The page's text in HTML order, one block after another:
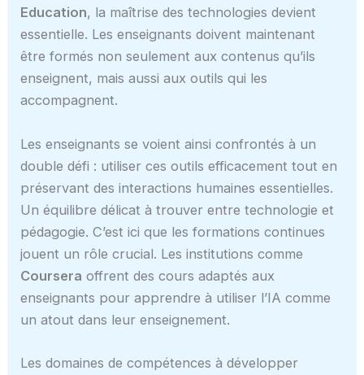
Education, la maîtrise des technologies devient
essentielle. Les enseignants doivent maintenant
être formés non seulement aux contenus qu’ils
enseignent, mais aussi aux outils qui les
accompagnent.
Les enseignants se voient ainsi confrontés à un
double défi : utiliser ces outils efficacement tout en
préservant des interactions humaines essentielles.
Un équilibre délicat à trouver entre technologie et
pédagogie. C’est ici que les formations continues
jouent un rôle crucial. Les institutions comme
Coursera offrent des cours adaptés aux
enseignants pour apprendre à utiliser l’IA comme
un atout dans leur enseignement.
Les domaines de compétences à développer